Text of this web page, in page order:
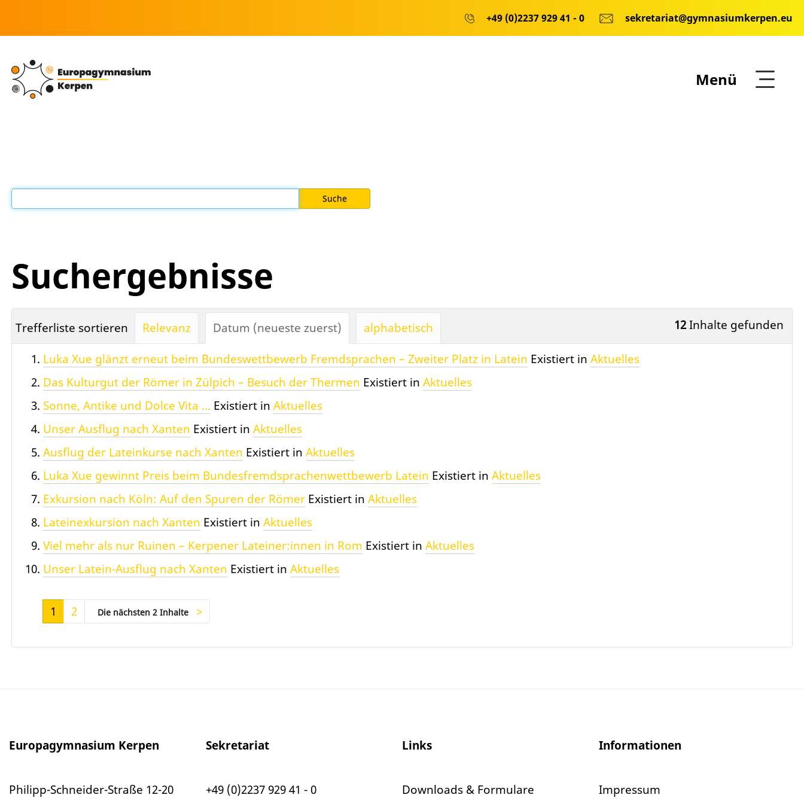
+49 (0)2237 929 41 - 0 sekretariat@gymnasiumkerpen.eu
Menü
Suchergebnisse
12Inhalte gefunden
Trefferliste sortieren Relevanz Datum (neueste zuerst)
alphabetisch
Luka Xue glänzt erneut beim Bundeswettbewerb Fremdsprachen – Zweiter Platz in Latein Existiert in Aktuelles
Das Kulturgut der Römer in Zülpich – Besuch der Thermen Existiert in Aktuelles
Sonne, Antike und Dolce Vita … Existiert in Aktuelles
Unser Ausflug nach Xanten Existiert in Aktuelles
Ausflug der Lateinkurse nach Xanten Existiert in Aktuelles
Luka Xue gewinnt Preis beim Bundesfremdsprachenwettbewerb Latein Existiert in Aktuelles
Exkursion nach Köln: Auf den Spuren der Römer Existiert in Aktuelles
Lateinexkursion nach Xanten Existiert in Aktuelles
Viel mehr als nur Ruinen – Kerpener Lateiner:innen in Rom Existiert in Aktuelles
Unser Latein-Ausflug nach Xanten Existiert in Aktuelles
1 2 Die nächsten 2 Inhalte
Europagymnasium Kerpen
Philipp-Schneider-Straße 12-20
Sekretariat
+49 (0)2237 929 41 - 0
Links
Downloads & Formulare
Informationen
Impressum